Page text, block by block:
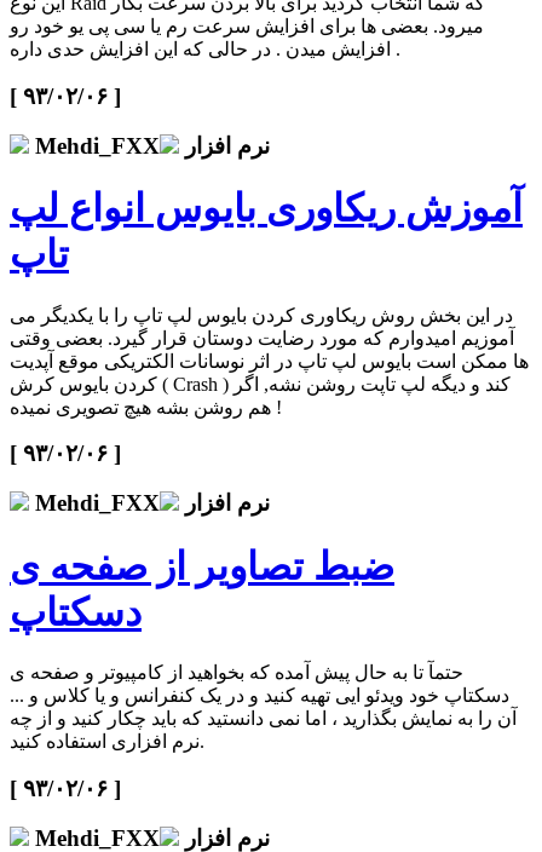
میرود. بعضی ها برای افزایش سرعت رم یا سی پی یو خود رو
افزایش میدن . در حالی که این افزایش حدی داره .
[ ۹۳/۰۲/۰۶ ]
Mehdi_FXX
نرم افزار
آموزش ریکاوری بایوس انواع لپ
تاپ
در این بخش روش ریکاوری کردن بایوس لپ تاپ را با یکدیگر می
آموزیم امیدوارم که مورد رضایت دوستان قرار گیرد. بعضی وقتی
ها ممکن است بایوس لپ تاپ در اثر نوسانات الکتریکی موقع آپدیت
کردن بایوس کرش ( Crash ) کند و دیگه لپ تاپت روشن نشه, اگر
هم روشن بشه هیچ تصویری نمیده !
[ ۹۳/۰۲/۰۶ ]
Mehdi_FXX
نرم افزار
ضبط تصاویر از صفحه ی
دسکتاپ
حتمآ تا به حال پیش آمده که بخواهید از کامپیوتر و صفحه ی
دسکتاپ خود ویدئو ایی تهیه کنید و در یک کنفرانس و یا کلاس و ...
آن را به نمایش بگذارید ، اما نمی دانستید که باید چکار کنید و از چه
نرم افزاری استفاده کنید.
[ ۹۳/۰۲/۰۶ ]
Mehdi_FXX
نرم افزار